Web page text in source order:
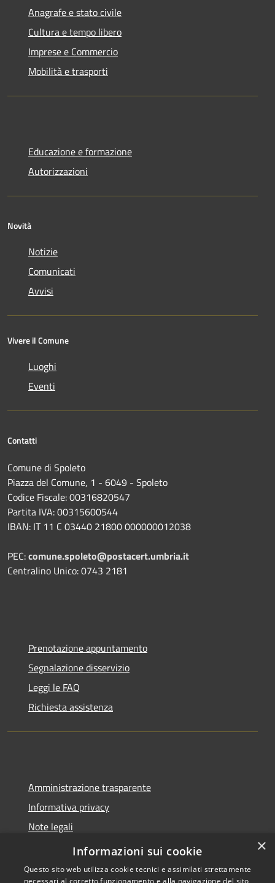
Anagrafe e stato civile
Cultura e tempo libero
Imprese e Commercio
Mobilità e trasporti
Educazione e formazione
Autorizzazioni
Novità
Notizie
Comunicati
Avvisi
Vivere il Comune
Luoghi
Eventi
Contatti
Comune di Spoleto
Piazza del Comune, 1 - 6049 - Spoleto
Codice Fiscale: 00316820547
Partita IVA: 00315600544
IBAN: IT 11 C 03440 21800 000000012038
PEC:comune.spoleto@postacert.umbria.it
Centralino Unico: 0743 2181
Prenotazione appuntamento
Segnalazione disservizio
Leggi le FAQ
Richiesta assistenza
Amministrazione trasparente
Informativa privacy
Note legali
Dichiarazione di accessibilità
×
Informazioni sui cookie
Questo sito web utilizza cookie tecnici e assimilati strettamente
necessari al corretto funzionamento e alla navigazione del sito,